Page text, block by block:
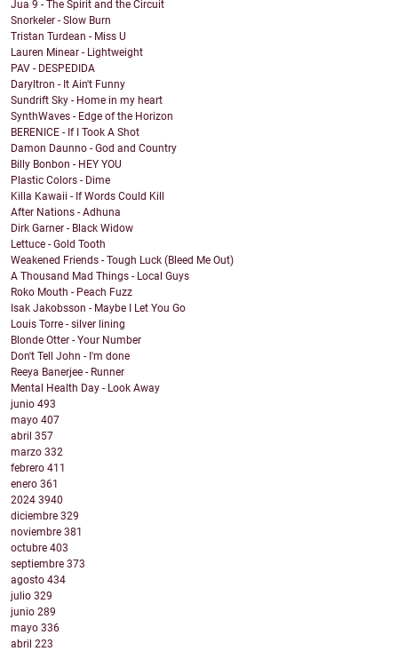
Jua 9 - The Spirit and the Circuit
Snorkeler - Slow Burn
Tristan Turdean - Miss U
Lauren Minear - Lightweight
PAV - DESPEDIDA
Daryltron - It Ain't Funny
Sundrift Sky - Home in my heart
SynthWaves - Edge of the Horizon
BERENICE - If I Took A Shot
Damon Daunno - God and Country
Billy Bonbon - HEY YOU
Plastic Colors - Dime
Killa Kawaii - If Words Could Kill
After Nations - Adhuna
Dirk Garner - Black Widow
Lettuce - Gold Tooth
Weakened Friends - Tough Luck (Bleed Me Out)
A Thousand Mad Things - Local Guys
Roko Mouth - Peach Fuzz
Isak Jakobsson - Maybe I Let You Go
Louis Torre - silver lining
Blonde Otter - Your Number
Don't Tell John - I'm done
Reeya Banerjee - Runner
Mental Health Day - Look Away
junio 493
mayo 407
abril 357
marzo 332
febrero 411
enero 361
2024 3940
diciembre 329
noviembre 381
octubre 403
septiembre 373
agosto 434
julio 329
junio 289
mayo 336
abril 223